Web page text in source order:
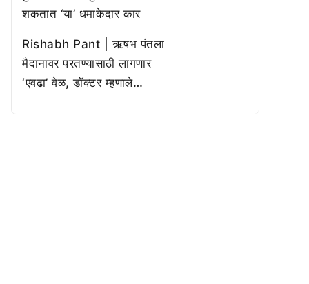
शकतात ‘या’ धमाकेदार कार
Rishabh Pant | ऋषभ पंतला
मैदानावर परतण्यासाठी लागणार
‘एवढा’ वेळ, डॉक्टर म्हणाले…